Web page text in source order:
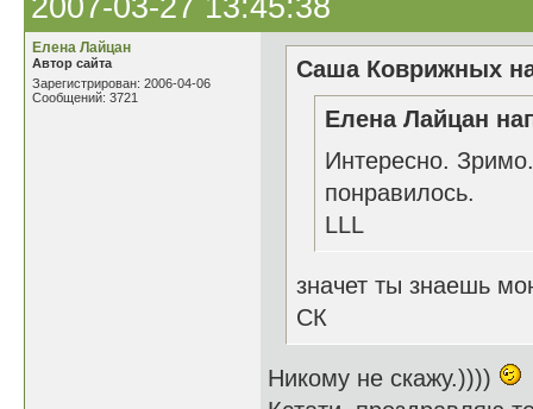
2007-03-27 13:45:38
Елена Лайцан
Автор сайта
Зарегистрирован: 2006-04-06
Сообщений: 3721
Саша Коврижных
Елена Лайцан
Интересно.
понравилось.
LLL
значет ты знаешь
СК
Никому не скажу.))))